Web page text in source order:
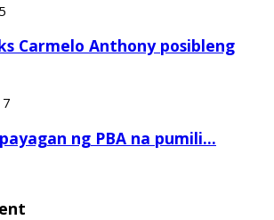
Carmelo Anthony posibleng
ng PBA na pumili...